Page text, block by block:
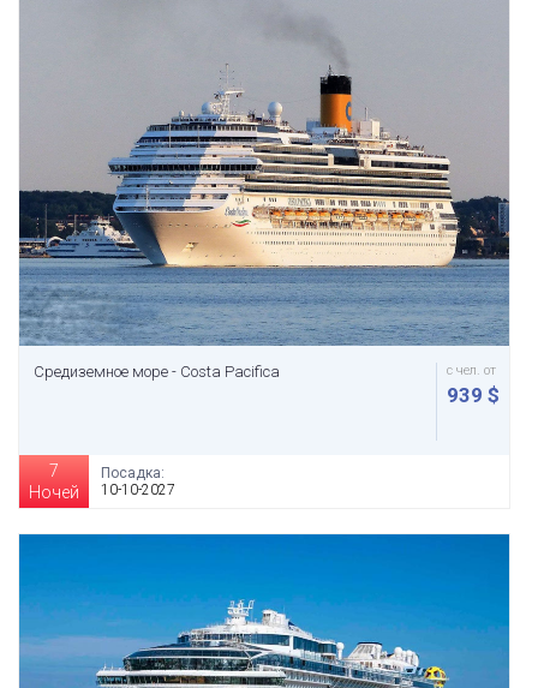
Средиземное море - Costa Pacifica с чел. от
939 $
7
Ночей
Посадка:
10-10-2027